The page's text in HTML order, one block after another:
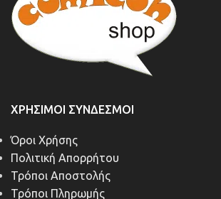
ΧΡΉΣΙΜΟΙ ΣΎΝΔΕΣΜΟΙ
Όροι Χρήσης
Πολιτική Απορρήτου
Τρόποι Αποστολής
Τρόποι Πληρωμής